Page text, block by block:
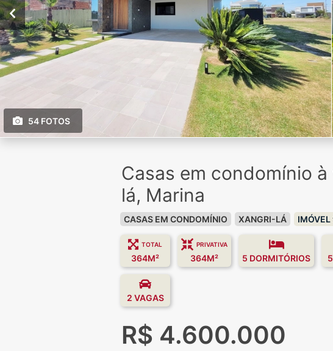
54 FOTOS
Casas em condomínio
lá, Marina
CASAS EM CONDOMÍNIO XANGRI-LÁ
TOTAL
364M²
PRIVATIVA
364M² 5 DORMITÓRIOS
2 VAGAS
R$ 4.600.000